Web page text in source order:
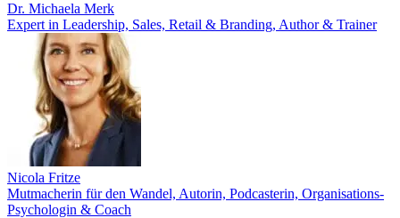
Dr. Michaela Merk
Expert in Leadership, Sales, Retail & Branding, Author & Trainer
Nicola Fritze
Mutmacherin für den Wandel, Autorin, Podcasterin, Organisations-
Psychologin & Coach